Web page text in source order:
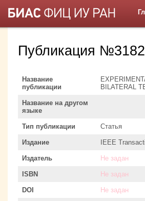
Публикация
Название
публикации
BILATERAL
Название на другом
языке
Тип публикации Статья
Издание IEEE
Издатель Не задан
ISBN Не задан
DOI Не задан